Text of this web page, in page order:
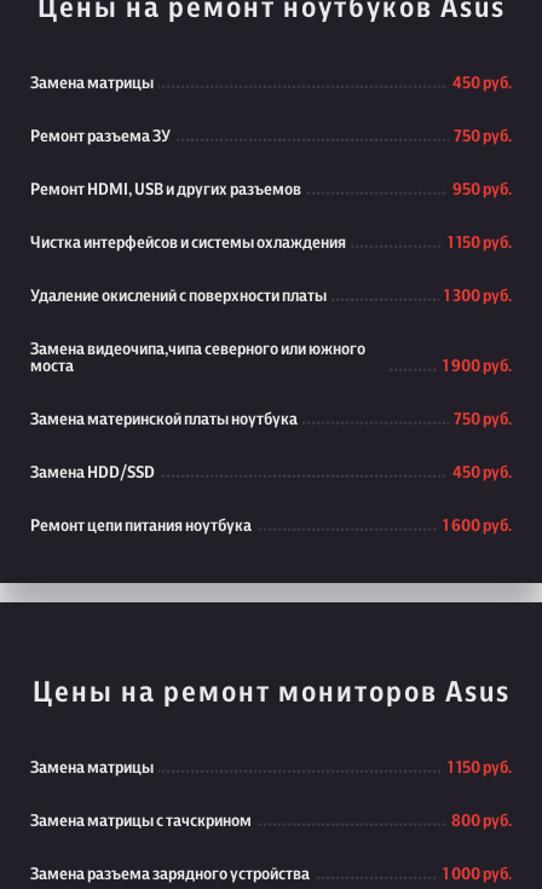
Цены на ремонт ноутбуков Asus
Замена матрицы 450 руб.
Ремонт разъема ЗУ 750 руб.
Ремонт HDMI, USB и других разъемов 950 руб.
Чистка интерфейсов и системы охлаждения 1 150 руб.
Удаление окислений с поверхности платы 1 300 руб.
Замена видеочипа,чипа северного или южного
моста
1 900 руб.
Замена материнской платы ноутбука 750 руб.
Замена HDD/SSD 450 руб.
Ремонт цепи питания ноутбука 1 600 руб.
Цены на ремонт мониторов Asus
Замена матрицы 1 150 руб.
Замена матрицы с тачскрином 800 руб.
Замена разъема зарядного устройства 1 000 руб.